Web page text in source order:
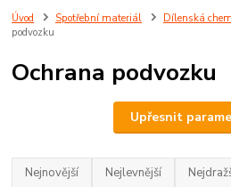
Úvod Spotřební materiál Dílenská
podvozku
Ochrana podvozku
Upřesnit
Nejnovější Nejlevnější